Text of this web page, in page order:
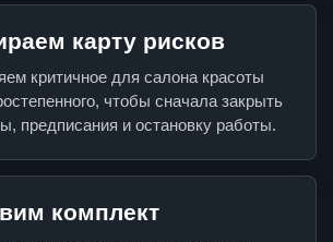
карту рисков
критичное для салона красоты
чтобы сначала закрыть
предписания и остановку работы.
комплект